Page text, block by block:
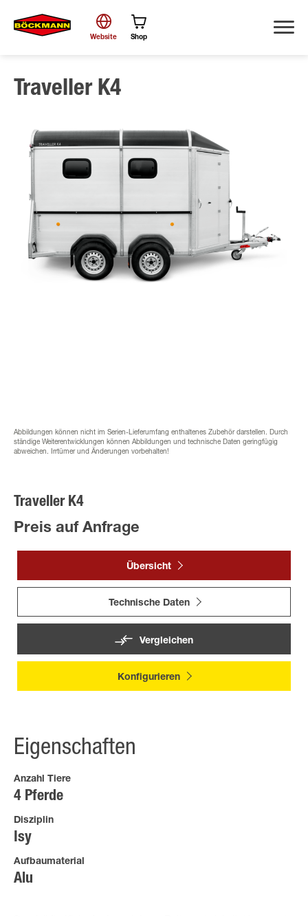
Suche
Website Shop
Traveller K4
Abbildungen können nicht im Serien-Lieferumfang enthaltenes Zubehör darstellen. Durch
ständige Weiterentwicklungen können Abbildungen und technische Daten geringfügig
abweichen. Irrtümer und Änderungen vorbehalten!
Traveller K4
Preis auf Anfrage
Übersicht
Technische Daten
Vergleichen
Konfigurieren
Eigenschaften
Anzahl Tiere
4 Pferde
Disziplin
Isy
Aufbaumaterial
Alu